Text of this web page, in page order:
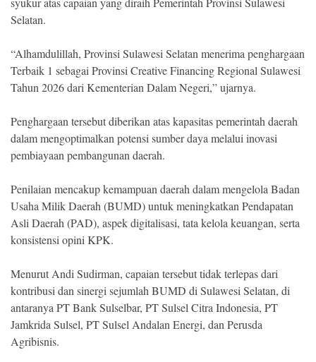
Selatan.
“Alhamdulillah, Provinsi Sulawesi Selatan menerima penghargaan
Terbaik 1 sebagai Provinsi Creative Financing Regional Sulawesi
Tahun 2026 dari Kementerian Dalam Negeri,” ujarnya.
Penghargaan tersebut diberikan atas kapasitas pemerintah daerah
dalam mengoptimalkan potensi sumber daya melalui inovasi
pembiayaan pembangunan daerah.
Penilaian mencakup kemampuan daerah dalam mengelola Badan
Usaha Milik Daerah (BUMD) untuk meningkatkan Pendapatan
Asli Daerah (PAD), aspek digitalisasi, tata kelola keuangan, serta
konsistensi opini KPK.
Menurut Andi Sudirman, capaian tersebut tidak terlepas dari
kontribusi dan sinergi sejumlah BUMD di Sulawesi Selatan, di
antaranya PT Bank Sulselbar, PT Sulsel Citra Indonesia, PT
Jamkrida Sulsel, PT Sulsel Andalan Energi, dan Perusda
Agribisnis.